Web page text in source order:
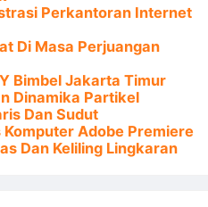
Perkantoran Internet
Di Masa Perjuangan
Bimbel Jakarta Timur
Dinamika Partikel
Dan Sudut
Adobe Premiere
Dan Keliling Lingkaran